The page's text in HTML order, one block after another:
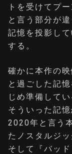
トを受けてプ
と言う部分が
記憶を投影し
する。
確かに本作の
と過ごした記
じめ準備して
そういった記
2020年と言う
たノスタルジ
そして『バッ